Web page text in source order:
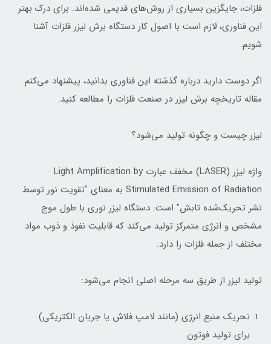
فلزات، جایگزین بسیاری از روش‌های قدیمی شده‌اند. برای درک بهتر
این فناوری، لازم است با اصول کار دستگاه برش لیزر فلزات آشنا
شویم.
اگر دوست دارید درباره گذشته این فناوری بدانید، پیشنهاد می‌کنم
مقاله تاریخچه برش لیزر در صنعت فلزات را مطالعه کنید.
لیزر چیست و چگونه تولید می‌شود؟
واژه لیزر (LASER) مخفف عبارت Light Amplification by
Stimulated Emission of Radiation به معنای "تقویت نور توسط
نشر تحریک‌شده تابش" است. دستگاه لیزر نوری با طول موج
مشخص و انرژی متمرکز تولید می‌کند که قابلیت نفوذ و ذوب مواد
مختلف از جمله فلزات را دارد.
تولید لیزر از طریق سه مرحله اصلی انجام می‌شود:
تحریک منبع انرژی (مانند لامپ فلاش یا جریان الکتریکی)
برای تولید فوتون.